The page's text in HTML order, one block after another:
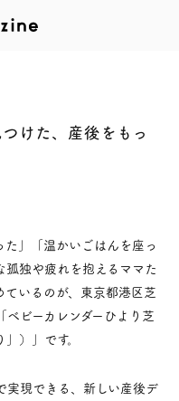
けた、産後をもっ
た」「温かいごはんを座っ
独や疲れを抱えるママた
いるのが、東京都港区芝
ビーカレンダーひより芝
）」です。
実現できる、新しい産後デ